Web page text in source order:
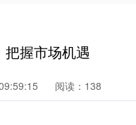
握市场机遇
阅读：138